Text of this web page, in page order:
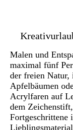
Malen und
maximal fünf
der freien Natur,
Apfelbäumen
Acrylfaren auf
dem
Fortgeschrittene